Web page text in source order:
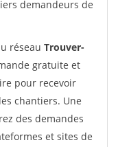
demandeurs de
réseau Trouver-
gratuite et
pour recevoir
chantiers. Une
des demandes
et sites de